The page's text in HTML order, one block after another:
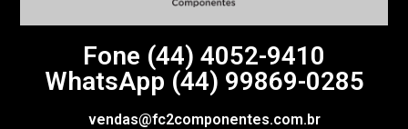
Fone (44) 4052-9410
WhatsApp (44) 99869-0285
vendas@fc2componentes.com.br